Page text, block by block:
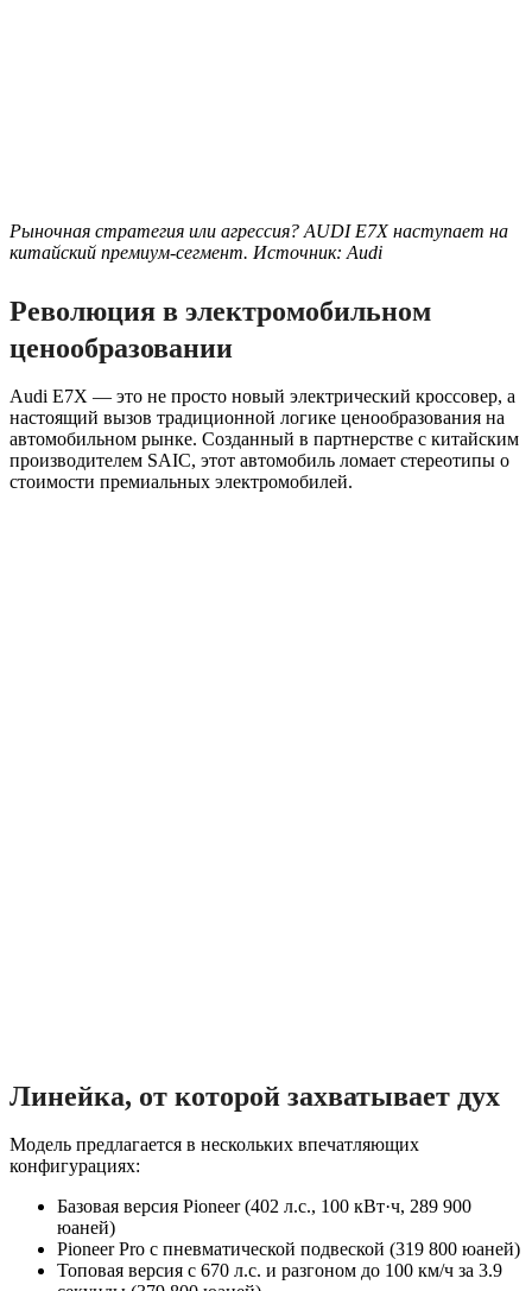
Рыночная стратегия или агрессия? AUDI E7X наступает на
китайский премиум-сегмент. Источник: Audi
Революция в электромобильном
ценообразовании
Audi E7X — это не просто новый электрический кроссовер, а
настоящий вызов традиционной логике ценообразования на
автомобильном рынке. Созданный в партнерстве с китайским
производителем SAIC, этот автомобиль ломает стереотипы о
стоимости премиальных электромобилей.
Линейка, от которой захватывает дух
Модель предлагается в нескольких впечатляющих
конфигурациях:
Базовая версия Pioneer (402 л.с., 100 кВт·ч, 289 900
юаней)
Pioneer Pro с пневматической подвеской (319 800 юаней)
Топовая версия с 670 л.с. и разгоном до 100 км/ч за 3.9